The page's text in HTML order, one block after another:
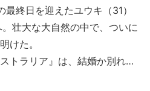
終日を迎えたユウキ（31）
壮大な大自然の中で、ついに
けた。
トラリア』は、結婚か別れか